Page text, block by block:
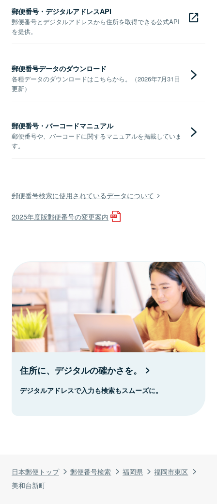
日本郵便トップ 郵便番号検索 福岡県
福岡市東区
美和台新町
郵便番号・デジタルアドレスAPI
郵便番号とデジタルアドレスから住所を取得できる公式API
を提供。
郵便番号データのダウンロード
各種データのダウンロードはこちらから。（2026年7月31日
更新）
郵便番号・バーコードマニュアル
郵便番号や、バーコードに関するマニュアルを掲載していま
す。
郵便番号検索に使用されているデータについて
2025年度版郵便番号の変更案内
住所に、デジタルの確かさを。
デジタルアドレスで入力も検索もスムーズに。